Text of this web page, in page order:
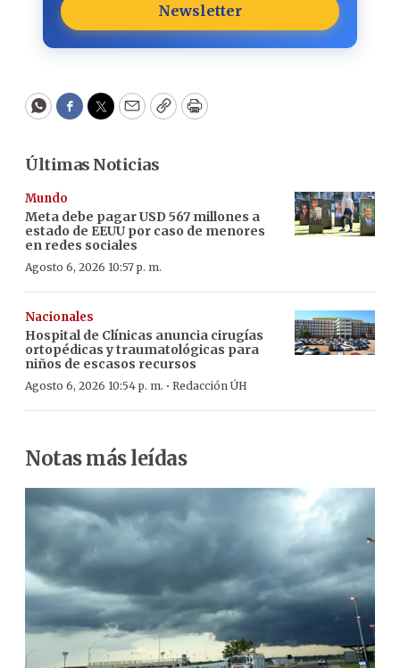
Newsletter
WhatsApp
Facebook
Twitter
EmailCopyPrint
Últimas Noticias
Mundo
Meta debe pagar USD 567 millones a
estado de EEUU por caso de menores
en redes sociales
Agosto 6, 2026 10:57 p. m.
Nacionales
Hospital de Clínicas anuncia cirugías
ortopédicas y traumatológicas para
niños de escasos recursos
Agosto 6, 2026 10:54 p. m. · Redacción ÚH
Notas más leídas